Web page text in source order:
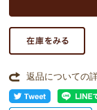
返品についての